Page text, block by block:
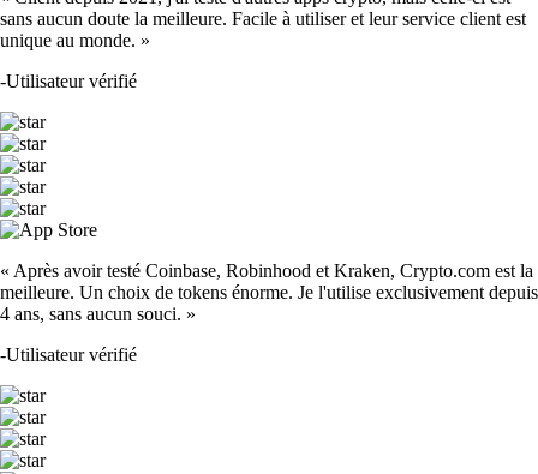
sans aucun doute la meilleure. Facile à utiliser et leur service client est
unique au monde. »
-Utilisateur vérifié
« Après avoir testé Coinbase, Robinhood et Kraken, Crypto.com est la
meilleure. Un choix de tokens énorme. Je l'utilise exclusivement depuis
4 ans, sans aucun souci. »
-Utilisateur vérifié